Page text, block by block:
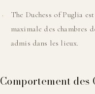
The Duchess of Puglia
maximale des chambres
admis dans les lieux.
Comportement